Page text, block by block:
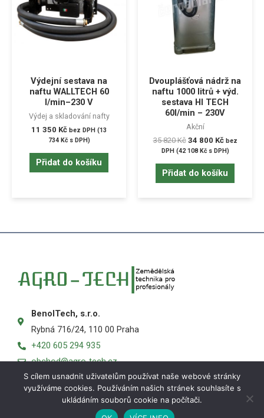
Výdejní sestava na
naftu WALLTECH 60
l/min–230 V
Výdej a skladování nafty
11 350 Kč bez DPH (13
734 Kčs DPH)
Přidat do košíku
Dvouplášťová nádrž na
naftu 1000 litrů + výd.
sestava HI TECH
60l/min – 230V
Akční
35 820Kč 34 800 Kč bez
DPH (42 108 Kčs DPH)
Přidat do košíku
BenolTech, s.r.o.
Rybná 716/24, 110 00 Praha
+420 605 294 935
obchod@agro-tech.cz
S cílem usnadnit uživatelům používat naše webové stránky
využíváme cookies. Používáním našich stránek souhlasíte s
ukládáním souborů cookie na počítači.